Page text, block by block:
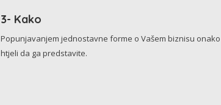
3- Kako
Popunjavanjem jednostavne forme o Vašem biznisu onako
htjeli da ga predstavite.